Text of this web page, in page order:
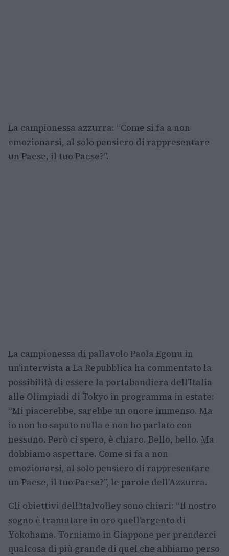
La campionessa azzurra: “Come si fa a non
emozionarsi, al solo pensiero di rappresentare
un Paese, il tuo Paese?”.
La campionessa di pallavolo Paola Egonu in
un’intervista a La Repubblica ha commentato la
possibilità di essere la portabandiera dell’Italia
alle Olimpiadi di Tokyo in programma in estate:
“Mi piacerebbe, sarebbe un onore immenso. Ma
io non ho saputo nulla e non ho parlato con
nessuno. Però ci spero, è chiaro. Bello, bello. Ma
dobbiamo aspettare. Come si fa a non
emozionarsi, al solo pensiero di rappresentare
un Paese, il tuo Paese?”, le parole dell’Azzurra.
Gli obiettivi dell’Italvolley sono chiari: “Il nostro
sogno è tramutare in oro quell’argento di
Yokohama. Torniamo in Giappone per prenderci
qualcosa di più grande di quel che abbiamo perso